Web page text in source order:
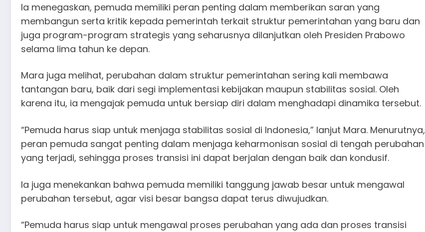
Ia menegaskan, pemuda memiliki peran penting dalam memberikan saran yang
membangun serta kritik kepada pemerintah terkait struktur pemerintahan yang baru dan
juga program-program strategis yang seharusnya dilanjutkan oleh Presiden Prabowo
selama lima tahun ke depan.
Mara juga melihat, perubahan dalam struktur pemerintahan sering kali membawa
tantangan baru, baik dari segi implementasi kebijakan maupun stabilitas sosial. Oleh
karena itu, ia mengajak pemuda untuk bersiap diri dalam menghadapi dinamika tersebut.
“Pemuda harus siap untuk menjaga stabilitas sosial di Indonesia,” lanjut Mara. Menurutnya,
peran pemuda sangat penting dalam menjaga keharmonisan sosial di tengah perubahan
yang terjadi, sehingga proses transisi ini dapat berjalan dengan baik dan kondusif.
Ia juga menekankan bahwa pemuda memiliki tanggung jawab besar untuk mengawal
perubahan tersebut, agar visi besar bangsa dapat terus diwujudkan.
“Pemuda harus siap untuk mengawal proses perubahan yang ada dan proses transisi